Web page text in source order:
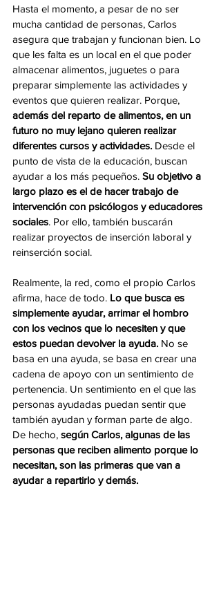
Hasta el momento, a pesar de no ser
mucha cantidad de personas, Carlos
asegura que trabajan y funcionan bien. Lo
que les falta es un local en el que poder
almacenar alimentos, juguetes o para
preparar simplemente las actividades y
eventos que quieren realizar. Porque,
además del reparto de alimentos, en un
futuro no muy lejano quieren realizar
diferentes cursos y actividades. Desde el
punto de vista de la educación, buscan
ayudar a los más pequeños. Su objetivo a
largo plazo es el de hacer trabajo de
intervención con psicólogos y educadores
sociales. Por ello, también buscarán
realizar proyectos de inserción laboral y
reinserción social.
Realmente, la red, como el propio Carlos
afirma, hace de todo. Lo que busca es
simplemente ayudar, arrimar el hombro
con los vecinos que lo necesiten y que
estos puedan devolver la ayuda. No se
basa en una ayuda, se basa en crear una
cadena de apoyo con un sentimiento de
pertenencia. Un sentimiento en el que las
personas ayudadas puedan sentir que
también ayudan y forman parte de algo.
De hecho, según Carlos, algunas de las
personas que reciben alimento porque lo
necesitan, son las primeras que van a
ayudar a repartirlo y demás.